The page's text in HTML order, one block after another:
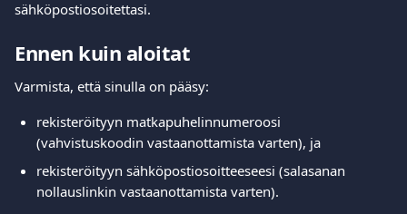
sähköpostiosoitettasi.
Ennen kuin aloitat
Varmista, että sinulla on pääsy:
rekisteröityyn matkapuhelinnumeroosi
(vahvistuskoodin vastaanottamista varten), ja
rekisteröityyn sähköpostiosoitteeseesi (salasanan
nollauslinkin vastaanottamista varten).